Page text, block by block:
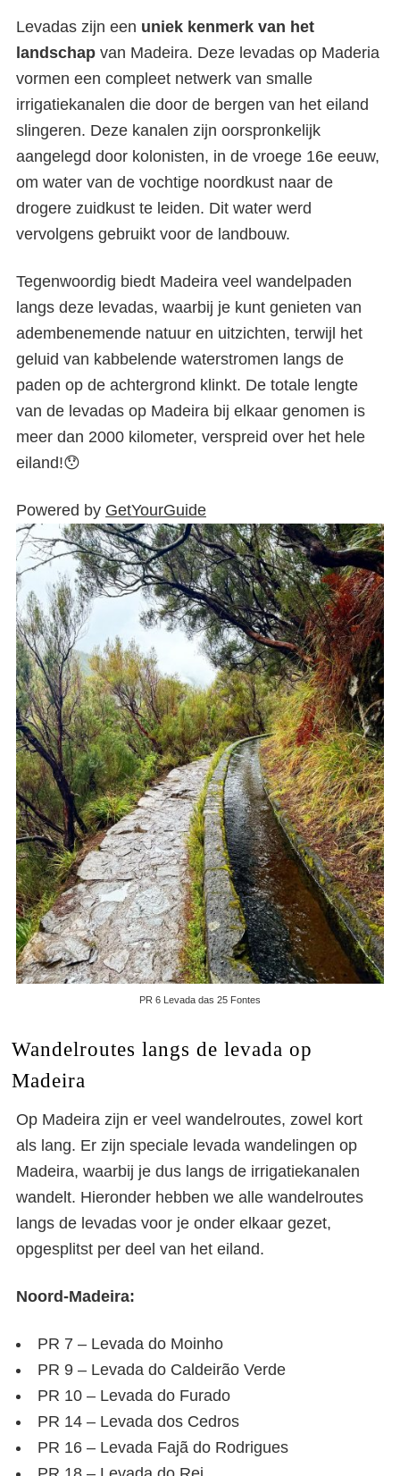
Levadas zijn een uniek kenmerk van het
landschap van Madeira. Deze levadas op Maderia
vormen een compleet netwerk van smalle
irrigatiekanalen die door de bergen van het eiland
slingeren. Deze kanalen zijn oorspronkelijk
aangelegd door kolonisten, in de vroege 16e eeuw,
om water van de vochtige noordkust naar de
drogere zuidkust te leiden. Dit water werd
vervolgens gebruikt voor de landbouw.
Tegenwoordig biedt Madeira veel wandelpaden
langs deze levadas, waarbij je kunt genieten van
adembenemende natuur en uitzichten, terwijl het
geluid van kabbelende waterstromen langs de
paden op de achtergrond klinkt. De totale lengte
van de levadas op Madeira bij elkaar genomen is
meer dan 2000 kilometer, verspreid over het hele
eiland!😯
Powered by GetYourGuide
PR 6 Levada das 25 Fontes
Wandelroutes langs de levada op
Madeira
Op Madeira zijn er veel wandelroutes, zowel kort
als lang. Er zijn speciale levada wandelingen op
Madeira, waarbij je dus langs de irrigatiekanalen
wandelt. Hieronder hebben we alle wandelroutes
langs de levadas voor je onder elkaar gezet,
opgesplitst per deel van het eiland.
Noord-Madeira:
PR 7 – Levada do Moinho
PR 9 – Levada do Caldeirão Verde
PR 10 – Levada do Furado
PR 14 – Levada dos Cedros
PR 16 – Levada Fajã do Rodrigues